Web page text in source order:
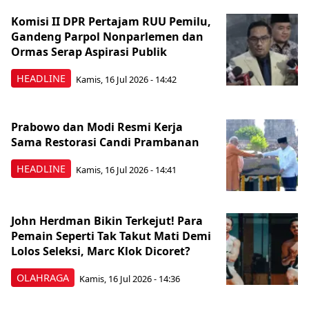
HEADLINE
Komisi II DPR Pertajam RUU Pemilu,
Gandeng Parpol Nonparlemen dan
Ormas Serap Aspirasi Publik
Kamis, 16 Jul 2026 - 14:42
HEADLINE
Prabowo dan Modi Resmi Kerja
Sama Restorasi Candi Prambanan
Kamis, 16 Jul 2026 - 14:41
OLAHRAGA
John Herdman Bikin Terkejut! Para
Pemain Seperti Tak Takut Mati Demi
Lolos Seleksi, Marc Klok Dicoret?
Kamis, 16 Jul 2026 - 14:36